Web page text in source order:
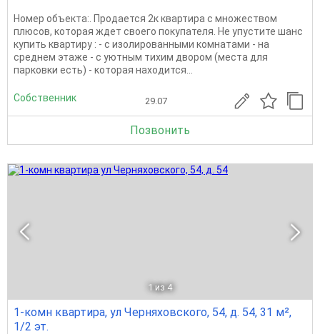
Номер объекта:. Продается 2к квартира с множеством
плюсов, которая ждет своего покупателя. Не упустите шанс
купить квартиру : - с изолированными комнатами - на
среднем этаже - с уютным тихим двором (места для
парковки есть) - которая находится...
Собственник 29.07
Позвонить
1 из 4
1-комн квартира, ул Черняховского, 54, д. 54, 31 м²,
1/2 эт.